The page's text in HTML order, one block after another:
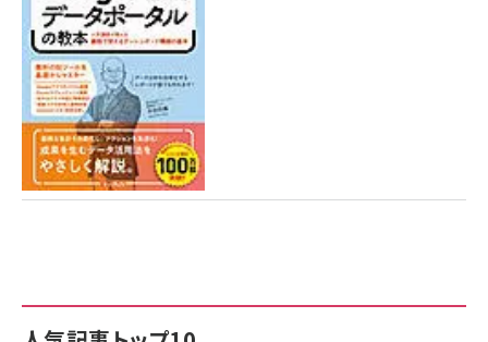
7月31日 10:00